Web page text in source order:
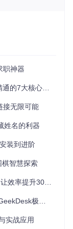
懂，快速上手。
性化的求职体
看和管理。
，体验这款
们期待你的参
职神器
术与3种部署方案
接无限可能
姓名的利器
装到进阶
智慧探索
率提升300%
桌面应用评测
实战应用